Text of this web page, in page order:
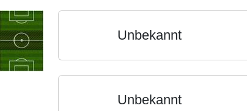
Unbekannt
Unbekannt